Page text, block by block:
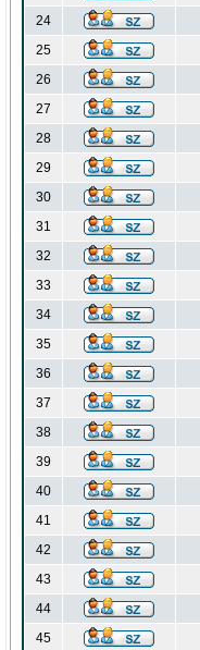
24
25
26
27
28
29
30
31
32
33
34
35
36
37
38
39
40
41
42
43
44
45